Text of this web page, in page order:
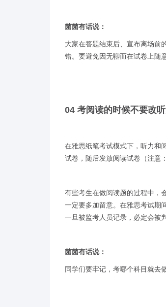
菌菌有话说：
大家在答题结束后、宣布离场前
错。要避免因无聊而在试卷上随
04 考阅读的时候不要改
在雅思纸笔考试模式下，听力和
试卷，随后发放阅读试卷（注意
有些考生在做阅读题的过程中，
一定要多加留意。在雅思考试期
一旦被监考人员记录，必定会被
菌菌有话说：
同学们要牢记，考哪个科目就去